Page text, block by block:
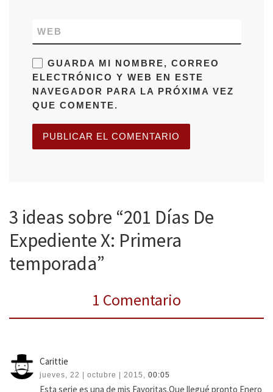
WEB
GUARDA MI NOMBRE, CORREO
ELECTRÓNICO Y WEB EN ESTE
NAVEGADOR PARA LA PRÓXIMA VEZ
QUE COMENTE.
3 ideas sobre “201 Días De
Expediente X: Primera
temporada”
1 Comentario
Carittie
jueves, 22 | octubre | 2015, 00:05
Esta serie es una de mis Favoritas.Que llegué pronto Enero